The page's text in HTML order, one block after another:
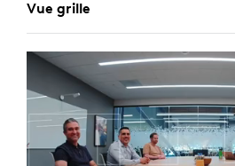
Vue grille